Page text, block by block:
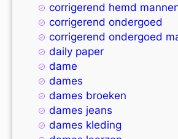
corrigerend hemd
corrigerend ondergoed
corrigerend ondergoed
daily paper
dame
dames
dames broeken
dames jeans
dames kleding